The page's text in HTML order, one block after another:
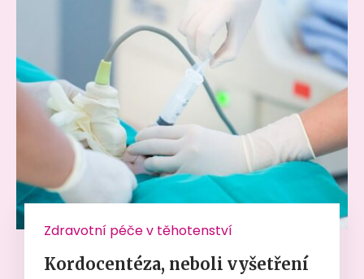
Zdravotní péče v těhotenství
Kordocentéza, neboli vyšetření